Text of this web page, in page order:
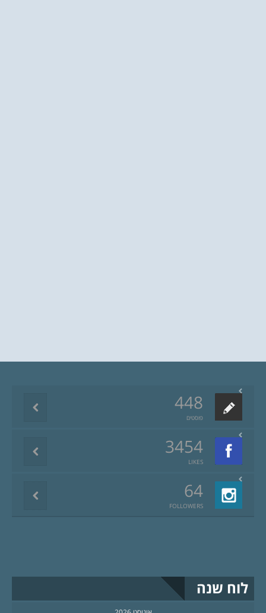
448
פוסטים
3454
LIKES
64
FOLLOWERS
לוח שנה